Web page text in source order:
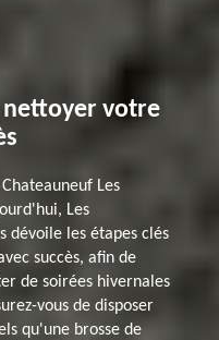
nettoyer votre
Les
Les
dévoile les étapes clés
succès, afin de
de soirées hivernales
vous de disposer
qu'une brosse de